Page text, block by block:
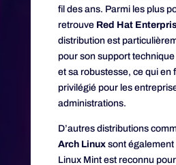
fil des ans. Parmi les plus
retrouve Red Hat
distribution est
pour son support
et sa robustesse, ce qui en
privilégié pour les
administrations.
D’autres distributions
Arch Linuxsont également
Linux Mint est reconnu